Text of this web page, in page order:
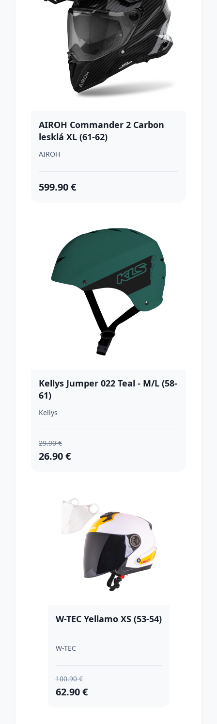
AIROH Commander 2 Carbon
lesklá XL (61-62)
AIROH
599.90 €
Kellys Jumper 022 Teal - M/L (58-
61)
Kellys
29.90 €
26.90 €
W-TEC Yellamo XS (53-54)
W-TEC
100.90 €
62.90 €